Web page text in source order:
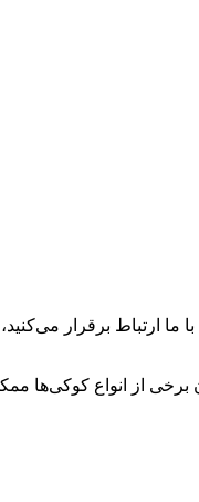
ارتباط برقرار
برخی از انواع کوکی‌ها